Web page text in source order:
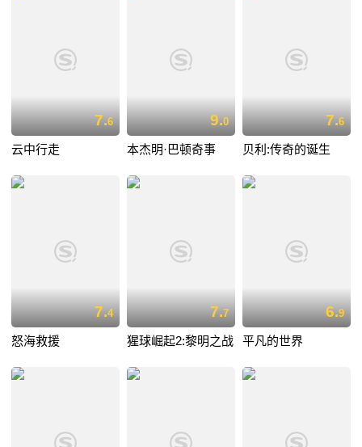
7.6
云中行走
9.0
本杰明·巴顿奇事
7.6
贝利:传奇的诞生
7.4
怒海救援
7.7
猩球崛起2:黎明之战
6.9
平凡的世界